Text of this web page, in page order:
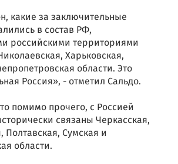
какие за заключительные
в состав РФ,
российскими территориями
Харьковская,
области. Это
Россия», - отметил Сальдо.
помимо прочего, с Россией
связаны Черкасская,
Полтавская, Сумская и
области.